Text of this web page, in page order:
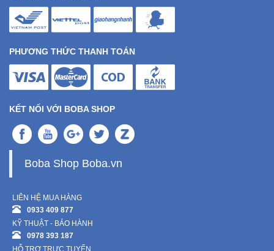
PHƯƠNG THỨC THANH TOÁN
KẾT NỐI VỚI BOBA SHOP
Boba Shop Boba.vn
LIÊN HỆ MUA HÀNG
0933 409 877
KỸ THUẬT - BẢO HÀNH
0978 393 187
HỖ TRỢ TRỰC TUYẾN